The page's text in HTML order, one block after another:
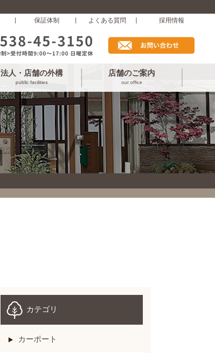
保証体制 よくある質問 採用情報
法人・店舗の外構
public facilities
店舗のご案内
our office
カテゴリ
カーポート